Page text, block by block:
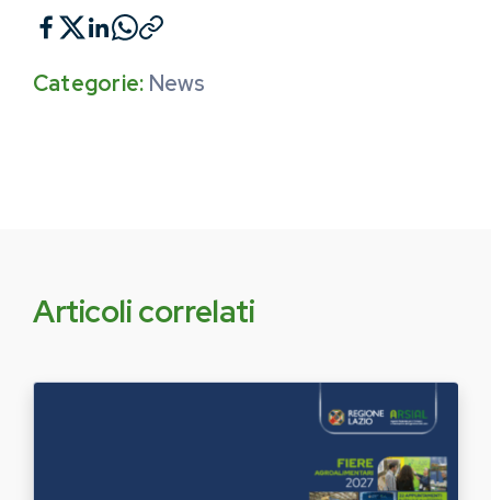
Categorie: News
Articoli correlati